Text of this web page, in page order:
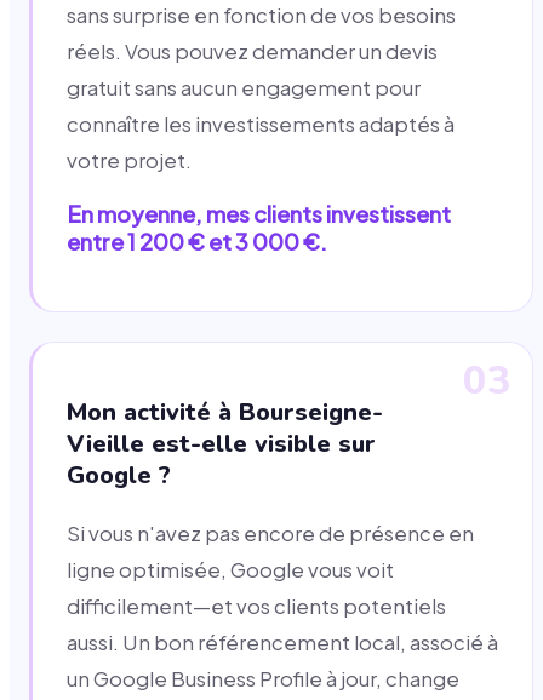
sans surprise en fonction de vos besoins
réels. Vous pouvez demander un devis
gratuit sans aucun engagement pour
connaître les investissements adaptés à
votre projet.
En moyenne, mes clients investissent
entre 1 200 € et 3 000 €.
03
Mon activité à Bourseigne-
Vieille est-elle visible sur
Google ?
Si vous n'avez pas encore de présence en
ligne optimisée, Google vous voit
difficilement—et vos clients potentiels
aussi. Un bon référencement local, associé à
un Google Business Profile à jour, change